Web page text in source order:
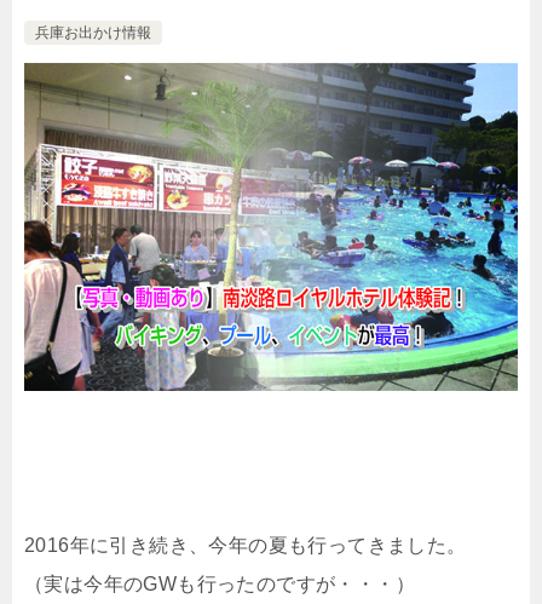
兵庫お出かけ情報
2016年に引き続き、今年の夏も行ってきました。
（実は今年のGWも行ったのですが・・・）